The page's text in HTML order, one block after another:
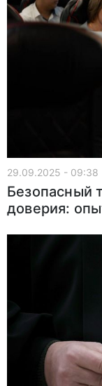
29.09.2025 - 09:38
Безопасный
доверия: